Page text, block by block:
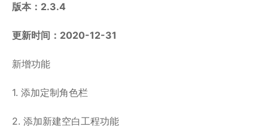
版本：2.3.4
更新时间：2020-12-31
新增功能
1. 添加定制角色栏
2. 添加新建空白工程功能